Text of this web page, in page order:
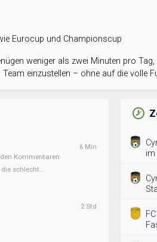
Eurocup und Championscup
weniger als zwei Minuten pro
einzustellen – ohne auf die volle
Kommentaren
schlecht...
6 Min
2 Std
im